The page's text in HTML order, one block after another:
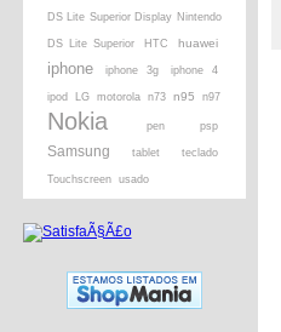
DS Lite Superior Display Nintendo
DS Lite Superior HTC huawei
iphone iphone 3g iphone 4
ipod LG motorola n73 n95 n97
Nokia pen psp
Samsung tablet teclado
Touchscreen usado